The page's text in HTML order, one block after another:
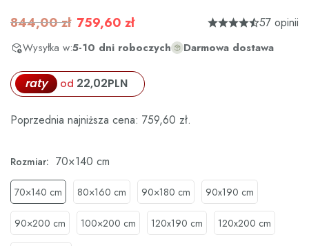
844,00 zł 759,60 zł 57 opinii
Wysyłka w:5-10 dni roboczych Darmowa dostawa
raty od 22,02PLN
Poprzednia najniższa cena: 759,60 zł.
Rozmiar: 70×140 cm
70×140 cm 80×160 cm 90×180 cm 90x190 cm
90×200 cm 100×200 cm 120x190 cm 120x200 cm